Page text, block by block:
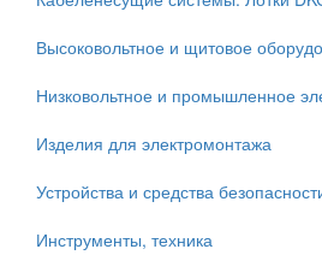
Высоковольтное и щитовое
Низковольтное и промышленное
Изделия для электромонтажа
Устройства и средства
Инструменты, техника